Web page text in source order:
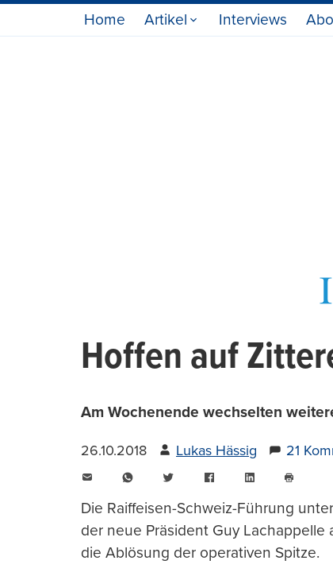
Home Artikel Interviews
Hoffen auf
Am Wochenende wechselten
26.10.2018 Lukas Hässig 21
WhatsAppTwitter FacebookLinkedIn
drucken
Die Raiffeisen-Schweiz-Führung
der neue Präsident Guy Lachappelle
die Ablösung der operativen Spitze.